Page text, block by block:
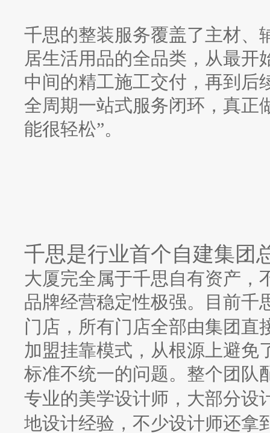
千思的整装服务覆盖了主材、
居生活用品的全品类，从最开
中间的精工施工交付，再到后
全周期一站式服务闭环，真正
能很轻松”。
千思是行业首个自建集团
大厦完全属于千思自有资产，
品牌经营稳定性极强。目前千
门店，所有门店全部由集团直
加盟挂靠模式，从根源上避免
标准不统一的问题。整个团队
专业的美学设计师，大部分设
地设计经验，不少设计师还拿